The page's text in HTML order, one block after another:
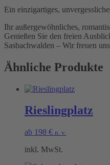
Ein einzigartiges,
Ihr außergewöhnliches,
Genießen Sie den freien
Sasbachwalden – Wir freuen
Ähnliche Produkte
Rieslingplatz
ab 198 € n. v.
inkl. MwSt.